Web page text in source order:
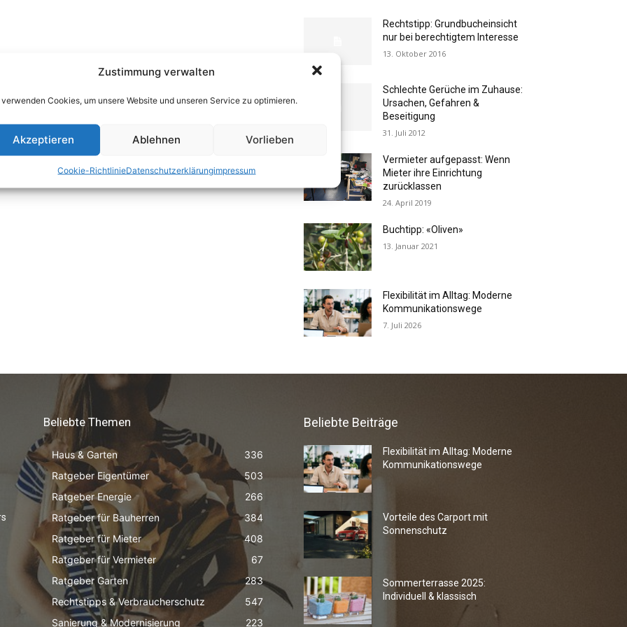
Zustimmung verwalten
verwenden Cookies, um unsere Website und unseren Service zu optimieren.
Akzeptieren Ablehnen Vorlieben
Cookie-RichtlinieDatenschutzerklärungimpressum
Rechtstipp: Grundbucheinsicht
nur bei berechtigtem Interesse
13. Oktober 2016
Schlechte Gerüche im Zuhause:
Ursachen, Gefahren &
Beseitigung
31. Juli 2012
Vermieter aufgepasst: Wenn
Mieter ihre Einrichtung
zurücklassen
24. April 2019
Buchtipp: «Oliven»
13. Januar 2021
Flexibilität im Alltag: Moderne
Kommunikationswege
7. Juli 2026
Beliebte Themen
Haus & Garten
336
Ratgeber Eigentümer
503
Ratgeber Energie
266
Ratgeber für Bauherren
384
Ratgeber für Mieter
408
Ratgeber für Vermieter
67
Ratgeber Garten
283
Rechtstipps & Verbraucherschutz
547
Sanierung & Modernisierung
223
Beliebte Beiträge
Flexibilität im Alltag: Moderne
Kommunikationswege
Vorteile des Carport mit
Sonnenschutz
Sommerterrasse 2025:
Individuell & klassisch